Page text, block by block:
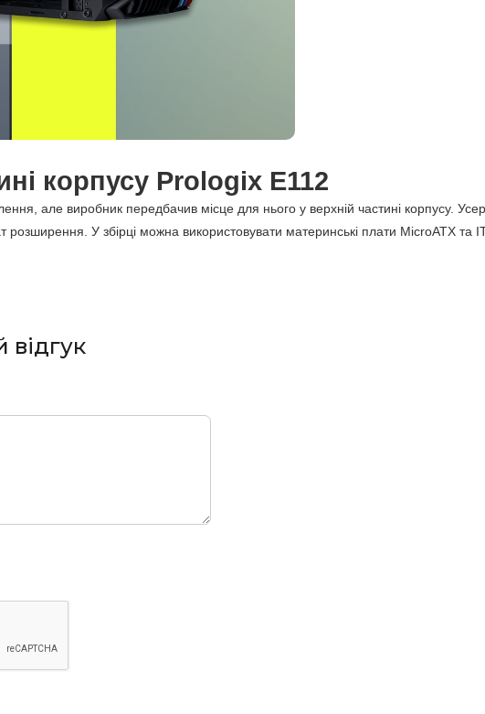
корпусу Prologix E112
але виробник передбачив місце для нього у верхній частині корпусу.
розширення. У збірці можна використовувати материнські плати MicroATX
відгук